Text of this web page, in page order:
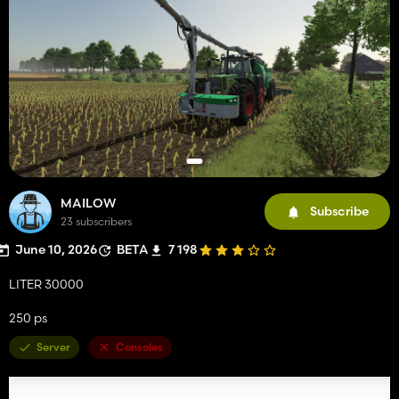
MAILOW
23 subscribers
Subscribe
June 10, 2026 BETA 7 198
LITER 30000
250 ps
Server Consoles